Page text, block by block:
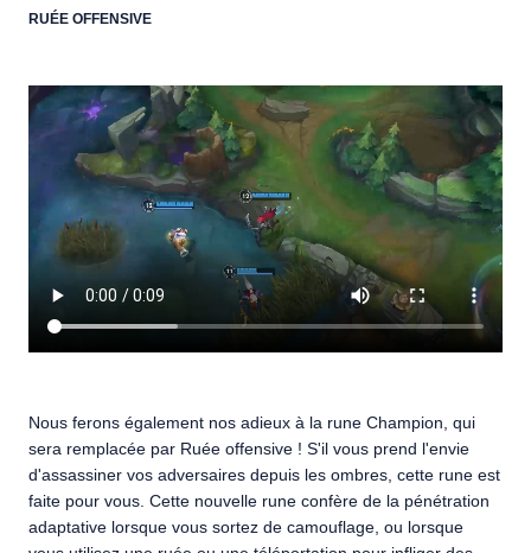
RUÉE OFFENSIVE
Nous ferons également nos adieux à la rune Champion, qui
sera remplacée par Ruée offensive ! S'il vous prend l'envie
d'assassiner vos adversaires depuis les ombres, cette rune est
faite pour vous. Cette nouvelle rune confère de la pénétration
adaptative lorsque vous sortez de camouflage, ou lorsque